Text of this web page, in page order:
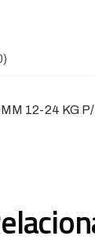
12-24 KG